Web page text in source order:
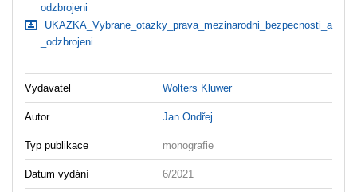
odzbrojeni
UKAZKA_Vybrane_otazky_prava_mezinarodni_bezpecnosti_a
_odzbrojeni
Vydavatel Wolters Kluwer
Autor Jan Ondřej
Typ publikace monografie
Datum vydání 6/2021